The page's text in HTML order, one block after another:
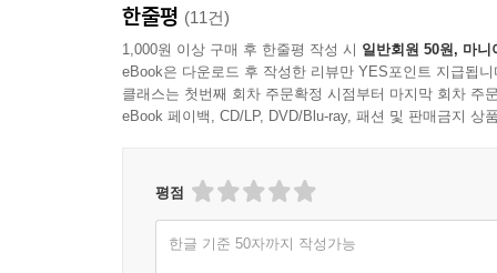
상 ‘19세기 초에 여자가 거친 모든 문학적 훈련은
느꼈을 것이고, 말하자면 죄책감을 덜 느꼈을 것이
---「15장 체념의 미학」중에서
드의 일기장을 죽은 저자와 함께 묻는다는 발상을
한줄평 (11건)
1,000원 이상 구매 후 한줄평 작성 시 일반회원 50원, 마니
eBook은 다운로드 후 작성한 리뷰만 YES포인트 지급됩니
클래스는 첫번째 회차 주문확정 시점부터 마지막 회차 주
eBook 페이백, CD/LP, DVD/Blu-ray, 패션 및 판매금지 상
평점
한글 기준 50자까지 작성가능